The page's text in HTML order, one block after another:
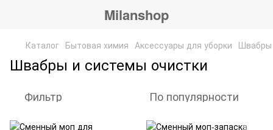
Milanshop
Каталог Бытовая химия Аксессуары для уборки Швабры
Швабры и системы очистки
Фильтр По популярности